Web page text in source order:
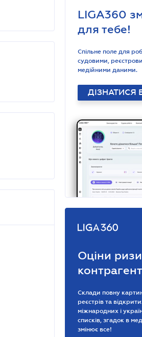
LIGA360
для тебе!
Спільне поле для
судовими,
медійними даними.
ДІЗНАТИСЯ
Оціни
Склади повну
реєстрів та
міжнародних і
списків, згадок в
змінює все!